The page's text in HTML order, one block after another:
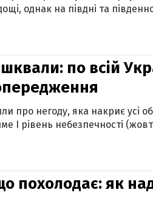
однак на півдні та
по всій
про негоду, яка накриє усі
І рівень небезпечності
похолодає: як